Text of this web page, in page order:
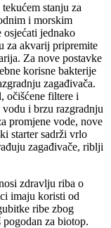
stanju za
i morskim
jednako
za akvarij pripremite
Za nove postavke
korisne bakterije
zagađivača.
očišćene filtere i
i brzu razgradnju
promjene vode, nove
starter sadrži vrlo
zagađivače, riblji
zdravlju riba o
imaju koristi od
ribe zbog
za biotop.